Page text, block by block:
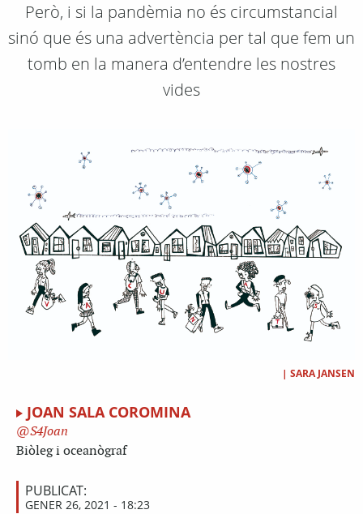
Però, i si la pandèmia no és circumstancial
sinó que és una advertència per tal que fem un
tomb en la manera d’entendre les nostres
vides
| SARA JANSEN
JOAN SALA COROMINA
S4Joan
Biòleg i oceanògraf
PUBLICAT:
GENER 26, 2021 - 18:23